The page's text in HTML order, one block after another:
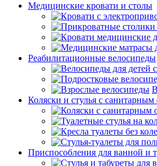
Медицинские кровати и столы
Реабилитационные велосипеды
Коляски и стулья с
Приспособления для ванной и